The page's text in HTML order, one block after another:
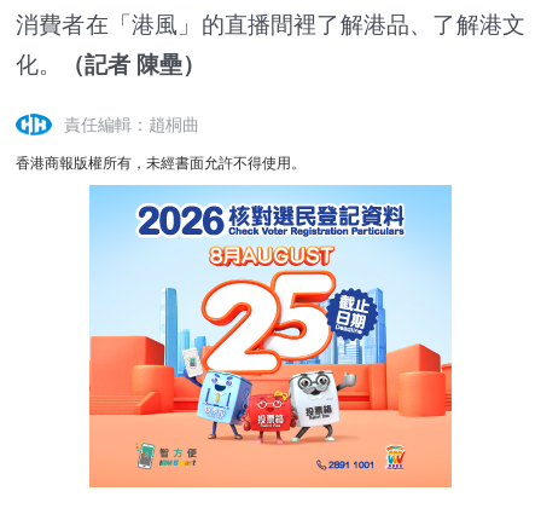
消費者在「港風」的直播間裡了解港品、了解港文
化。
（記者 陳壘）
責任編輯：趙桐曲
香港商報版權所有，未經書面允許不得使用。